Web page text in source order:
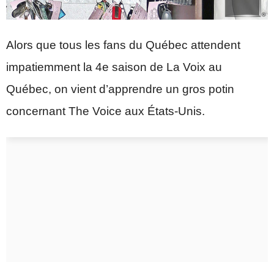
Alors que tous les fans du Québec attendent
impatiemment la 4e saison de La Voix au
Québec, on vient d’apprendre un gros potin
concernant The Voice aux États-Unis.